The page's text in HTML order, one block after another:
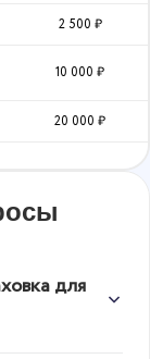
2 500 ₽
10 000 ₽
20 000 ₽
для